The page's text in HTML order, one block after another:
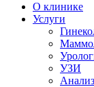
О клинике
Услуги
УЗИ